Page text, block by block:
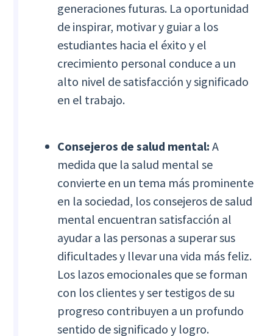
generaciones futuras. La oportunidad
de inspirar, motivar y guiar a los
estudiantes hacia el éxito y el
crecimiento personal conduce a un
alto nivel de satisfacción y significado
en el trabajo.
Consejeros de salud mental:A
medida que la salud mental se
convierte en un tema más prominente
en la sociedad, los consejeros de salud
mental encuentran satisfacción al
ayudar a las personas a superar sus
dificultades y llevar una vida más feliz.
Los lazos emocionales que se forman
con los clientes y ser testigos de su
progreso contribuyen a un profundo
sentido de significado y logro.